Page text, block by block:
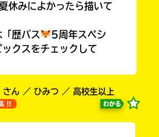
休みによかったら描いて
歴バス
5周年スペシ
クスをチェックして
さん ／ ひみつ ／ 高校生以上
!! わかる